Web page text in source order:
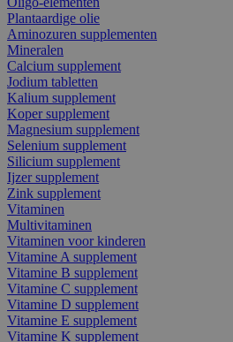
Plantaardige olie
Aminozuren supplementen
Mineralen
Calcium supplement
Jodium tabletten
Kalium supplement
Koper supplement
Magnesium supplement
Selenium supplement
Silicium supplement
Ijzer supplement
Zink supplement
Vitaminen
Multivitaminen
Vitaminen voor kinderen
Vitamine A supplement
Vitamine B supplement
Vitamine C supplement
Vitamine D supplement
Vitamine E supplement
Vitamine K supplement